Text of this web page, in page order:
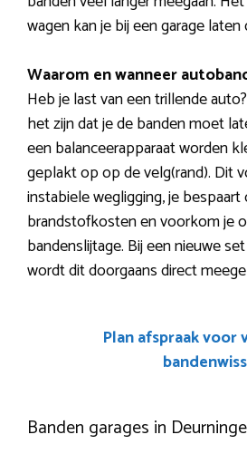
wagen kan je bij een garage
Waarom en wanneer
Heb je last van een trillende
het zijn dat je de banden moet
een balanceerapparaat worden
geplakt op op de velg(rand). Dit
instabiele wegligging, je
brandstofkosten en voorkom je
bandenslijtage. Bij een nieuwe
wordt dit doorgaans direct
Plan afspraak voor
Banden garages in